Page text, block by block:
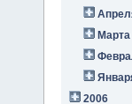
2006